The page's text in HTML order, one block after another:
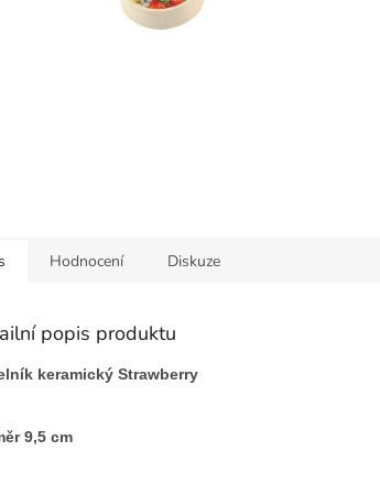
Hodnocení Diskuze
popis produktu
keramický Strawberry
9,5 cm